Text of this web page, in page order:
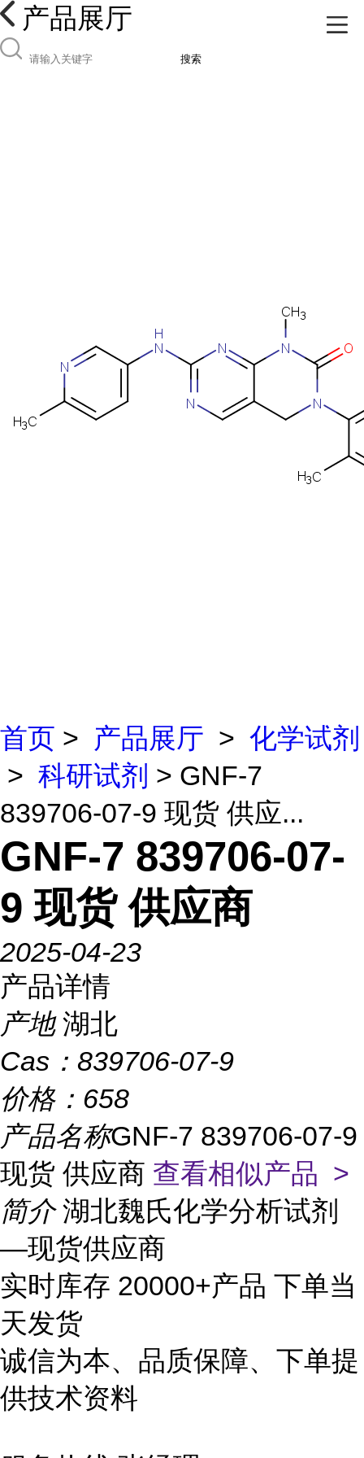
产品展厅
搜索
首页 > 产品展厅 > 化学试剂
> 科研试剂 > GNF-7
839706-07-9 现货 供应...
GNF-7 839706-07-
9 现货 供应商
2025-04-23
产品详情
产地 湖北
Cas： 839706-07-9
价格： 658
产品名称GNF-7 839706-07-9
现货 供应商 查看相似产品 >
简介 湖北魏氏化学分析试剂
—现货供应商
实时库存 20000+产品 下单当
天发货
诚信为本、品质保障、下单提
供技术资料